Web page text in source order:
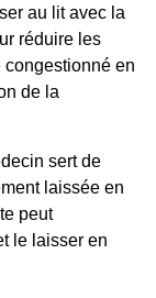
au lit avec la
réduire les
congestionné en
de la
sert de
laissée en
peut
le laisser en